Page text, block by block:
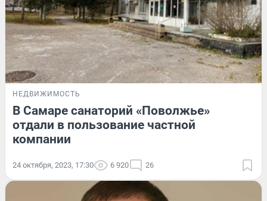
НЕДВИЖИМОСТЬ
В Самаре санаторий «Поволжье»
отдали в пользование частной
компании
24 октября, 2023, 17:30 6 920 26